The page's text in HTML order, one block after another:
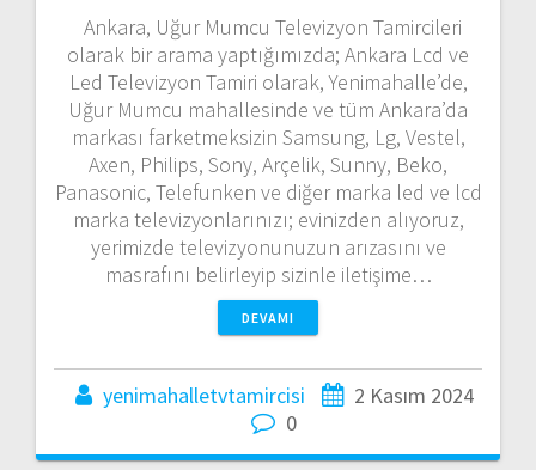
Ankara, Uğur Mumcu Televizyon Tamircileri
olarak bir arama yaptığımızda; Ankara Lcd ve
Led Televizyon Tamiri olarak, Yenimahalle’de,
Uğur Mumcu mahallesinde ve tüm Ankara’da
markası farketmeksizin Samsung, Lg, Vestel,
Axen, Philips, Sony, Arçelik, Sunny, Beko,
Panasonic, Telefunken ve diğer marka led ve lcd
marka televizyonlarınızı; evinizden alıyoruz,
yerimizde televizyonunuzun arızasını ve
masrafını belirleyip sizinle iletişime…
DEVAMI
yenimahalletvtamircisi
2 Kasım 2024
0